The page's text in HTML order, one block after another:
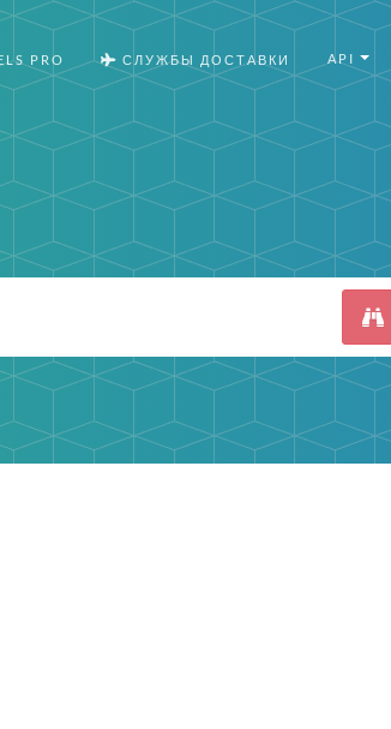
PRO СЛУЖБЫ ДОСТАВКИ API